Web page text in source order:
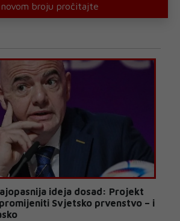
novom broju pročitajte
ideja dosad: Projekt
Svjetsko prvenstvo – i